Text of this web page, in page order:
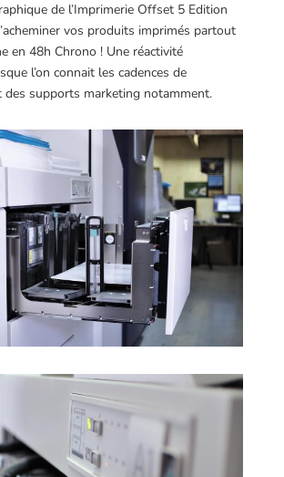
de l’Imprimerie Offset 5 Edition
vos produits imprimés partout
en 48h Chrono ! Une réactivité
l’on connait les cadences de
des supports marketing notamment.